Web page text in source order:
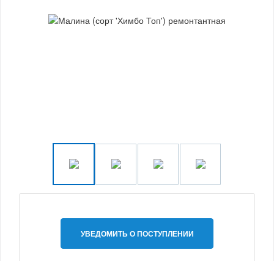
УВЕДОМИТЬ О ПОСТУПЛЕНИИ